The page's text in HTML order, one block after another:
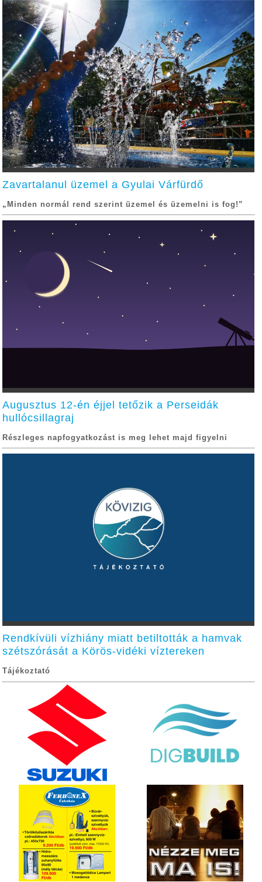
Zavartalanul üzemel a Gyulai Várfürdő
„Minden normál rend szerint üzemel és üzemelni is fog!”
Augusztus 12-én éjjel tetőzik a Perseidák
hullócsillagraj
Részleges napfogyatkozást is meg lehet majd figyelni
Rendkívüli vízhiány miatt betiltották a hamvak
szétszórását a Körös-vidéki víztereken
Tájékoztató